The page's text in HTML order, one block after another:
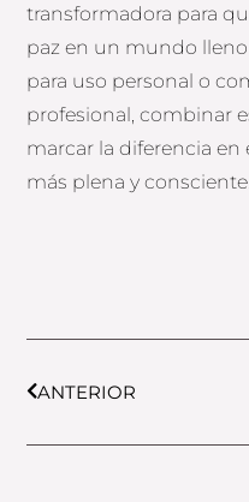
transformadora para
paz en un mundo lleno
para uso personal o
profesional, combinar
marcar la diferencia
más plena y consciente.
ANTERIOR